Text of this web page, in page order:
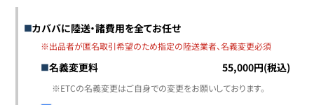
カババに陸送・諸費用を全てお任せ
※出品者が匿名取引希望のため指定の陸送業者、名義変更必須
名義変更料 55,000円(税込)
※ETCの名義変更はご自身での変更をお願いしております。